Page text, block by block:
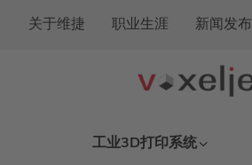
关于维捷 职业生涯 新闻发布
工业3D打印系统